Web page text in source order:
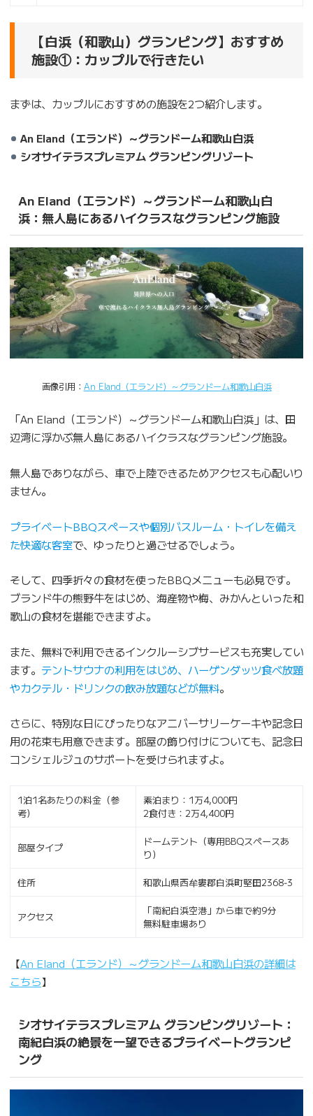
【白浜（和歌山）グランピング】おすすめ
施設①：カップルで行きたい
まずは、カップルにおすすめの施設を2つ紹介します。
An Eland（エランド）～グランドーム和歌山白浜
シオサイテラスプレミアム グランピングリゾート
An Eland（エランド）～グランドーム和歌山白
浜：無人島にあるハイクラスなグランピング施設
画像引用： An Eland（エランド）～グランドーム和歌山白浜
「An Eland（エランド）～グランドーム和歌山白浜」は、田
辺湾に浮かぶ無人島にあるハイクラスなグランピング施設。
無人島でありながら、車で上陸できるためアクセスも心配いり
ません。
プライベートBBQスペースや個別バスルーム・トイレを備え
た快適な客室で、ゆったりと過ごせるでしょう。
そして、四季折々の食材を使ったBBQメニューも必見です。
ブランド牛の熊野牛をはじめ、海産物や梅、みかんといった和
歌山の食材を堪能できますよ。
また、無料で利用できるインクルーシブサービスも充実してい
ます。 テントサウナの利用をはじめ、ハーゲンダッツ食べ放題
やカクテル・ドリンクの飲み放題などが無料。
さらに、特別な日にぴったりなアニバーサリーケーキや記念日
用の花束も用意できます。部屋の飾り付けについても、記念日
コンシェルジュのサポートを受けられますよ。
1泊1名あたりの料金（参
考）
素泊まり：1万4,000円
2食付き：2万4,400円
部屋タイプ
ドームテント（専用BBQスペースあ
り）
住所 和歌山県西牟婁郡白浜町堅田2368‐3
アクセス
「南紀白浜空港」から車で約9分
無料駐車場あり
【An Eland（エランド）～グランドーム和歌山白浜の詳細は
こちら】
シオサイテラスプレミアム グランピングリゾート：
南紀白浜の絶景を一望できるプライベートグランピ
ング